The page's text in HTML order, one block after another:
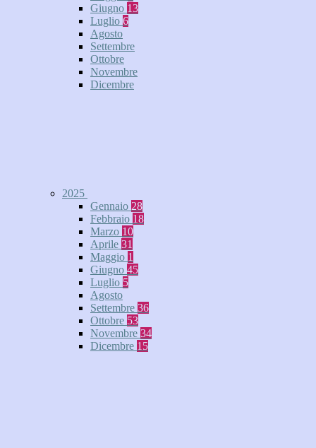
Giugno 13
Luglio 6
Agosto
Settembre
Ottobre
Novembre
Dicembre
2025
Gennaio 28
Febbraio 18
Marzo 10
Aprile 31
Maggio 1
Giugno 45
Luglio 5
Agosto
Settembre 36
Ottobre 53
Novembre 34
Dicembre 15